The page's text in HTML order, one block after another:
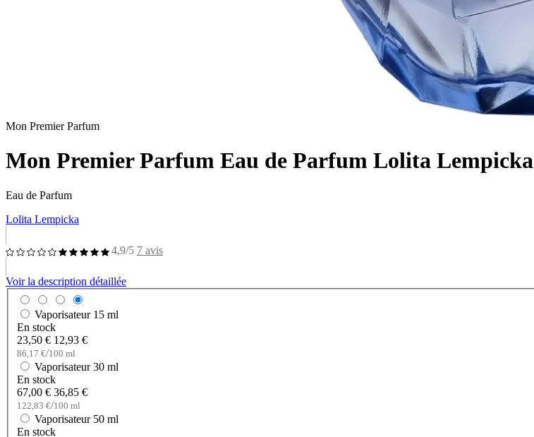
Mon Premier Parfum
Mon Premier Parfum Eau de Parfum Lolita Lempicka
Eau de Parfum
Lolita Lempicka
4,9/5 7 avis
Voir la description détaillée
Vaporisateur 15 ml
En stock
23,50 € 12,93 €
86,17 €/100 ml
Vaporisateur 30 ml
En stock
67,00 € 36,85 €
122,83 €/100 ml
Vaporisateur 50 ml
En stock